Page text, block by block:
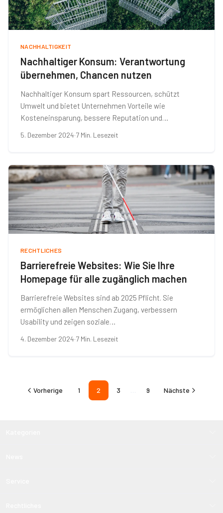
NACHHALTIGKEIT
Nachhaltiger Konsum: Verantwortung
übernehmen, Chancen nutzen
Nachhaltiger Konsum spart Ressourcen, schützt
Umwelt und bietet Unternehmen Vorteile wie
Kosteneinsparung, bessere Reputation und…
5. Dezember 2024·7 Min. Lesezeit
RECHTLICHES
Barrierefreie Websites: Wie Sie Ihre
Homepage für alle zugänglich machen
Barrierefreie Websites sind ab 2025 Pflicht. Sie
ermöglichen allen Menschen Zugang, verbessern
Usability und zeigen soziale…
4. Dezember 2024·7 Min. Lesezeit
Vorherige 1 2 3 … 9 Nächste